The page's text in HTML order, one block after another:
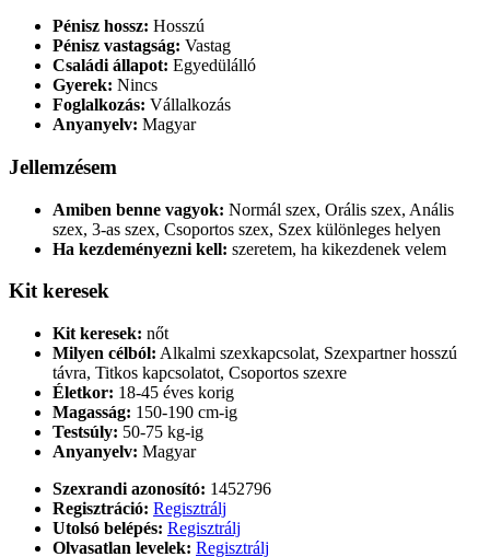
Pénisz hossz: Hosszú
Pénisz vastagság: Vastag
Családi állapot: Egyedülálló
Gyerek: Nincs
Foglalkozás: Vállalkozás
Anyanyelv: Magyar
Jellemzésem
Amiben benne vagyok: Normál szex, Orális szex, Anális
szex, 3-as szex, Csoportos szex, Szex különleges helyen
Ha kezdeményezni kell: szeretem, ha kikezdenek velem
Kit keresek
Kit keresek: nőt
Milyen célból: Alkalmi szexkapcsolat, Szexpartner hosszú
távra, Titkos kapcsolatot, Csoportos szexre
Életkor: 18-45 éves korig
Magasság: 150-190 cm-ig
Testsúly: 50-75 kg-ig
Anyanyelv: Magyar
Szexrandi azonosító: 1452796
Regisztráció: Regisztrálj
Utolsó belépés: Regisztrálj
Olvasatlan levelek: Regisztrálj